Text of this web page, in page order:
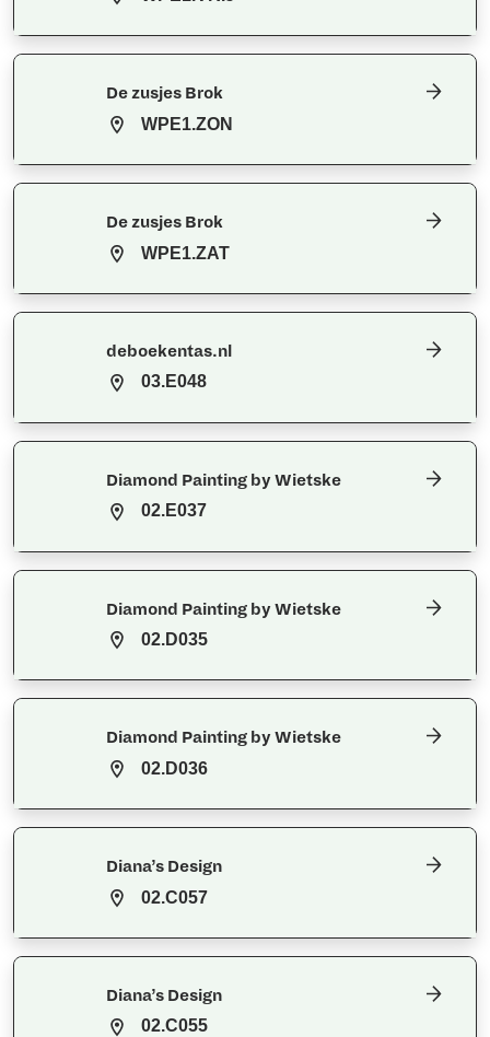
De zusjes Brok
WPE1.ZON
De zusjes Brok
WPE1.ZAT
deboekentas.nl
03.E048
Diamond Painting by Wietske
02.E037
Diamond Painting by Wietske
02.D035
Diamond Painting by Wietske
02.D036
Diana’s Design
02.C057
Diana’s Design
02.C055